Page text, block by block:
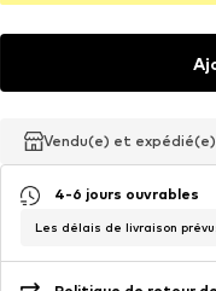
Vendu(e) et
Vendu(e) et
Vendu(e) et
4-6 jours ouvrables
Les délais de livraison